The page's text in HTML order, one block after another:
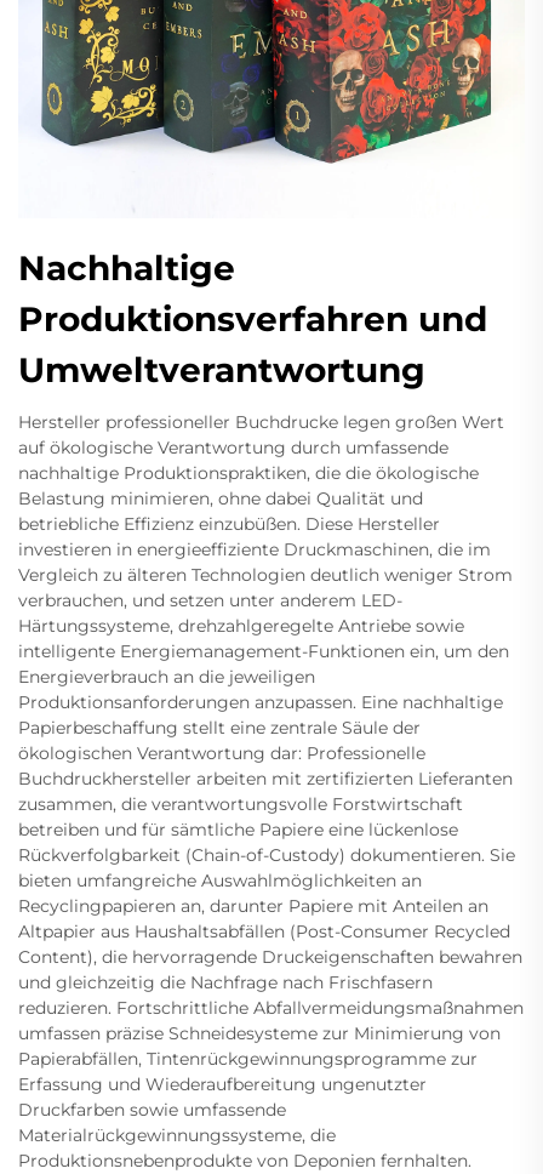
Nachhaltige
Produktionsverfahren und
Umweltverantwortung
Hersteller professioneller Buchdrucke legen großen Wert
auf ökologische Verantwortung durch umfassende
nachhaltige Produktionspraktiken, die die ökologische
Belastung minimieren, ohne dabei Qualität und
betriebliche Effizienz einzubüßen. Diese Hersteller
investieren in energieeffiziente Druckmaschinen, die im
Vergleich zu älteren Technologien deutlich weniger Strom
verbrauchen, und setzen unter anderem LED-
Härtungssysteme, drehzahlgeregelte Antriebe sowie
intelligente Energiemanagement-Funktionen ein, um den
Energieverbrauch an die jeweiligen
Produktionsanforderungen anzupassen. Eine nachhaltige
Papierbeschaffung stellt eine zentrale Säule der
ökologischen Verantwortung dar: Professionelle
Buchdruckhersteller arbeiten mit zertifizierten Lieferanten
zusammen, die verantwortungsvolle Forstwirtschaft
betreiben und für sämtliche Papiere eine lückenlose
Rückverfolgbarkeit (Chain-of-Custody) dokumentieren. Sie
bieten umfangreiche Auswahlmöglichkeiten an
Recyclingpapieren an, darunter Papiere mit Anteilen an
Altpapier aus Haushaltsabfällen (Post-Consumer Recycled
Content), die hervorragende Druckeigenschaften bewahren
und gleichzeitig die Nachfrage nach Frischfasern
reduzieren. Fortschrittliche Abfallvermeidungsmaßnahmen
umfassen präzise Schneidesysteme zur Minimierung von
Papierabfällen, Tintenrückgewinnungsprogramme zur
Erfassung und Wiederaufbereitung ungenutzter
Druckfarben sowie umfassende
Materialrückgewinnungssysteme, die
Produktionsnebenprodukte von Deponien fernhalten.